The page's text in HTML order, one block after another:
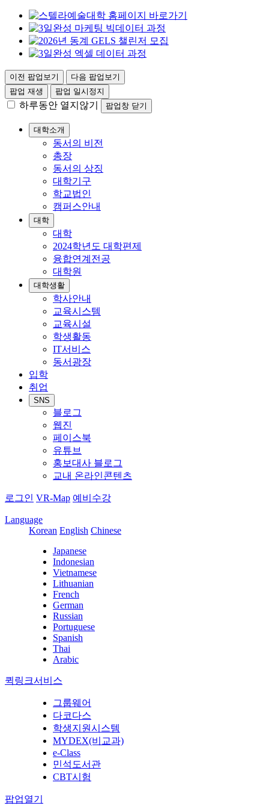
이전 팝업보기
다음 팝업보기
팝업 재생
팝업 일시정지
하루동안 열지않기 팝업창 닫기
대학소개
동서의 비전
총장
동서의 상징
대학기구
학교법인
캠퍼스안내
대학
대학
2024학년도 대학편제
융합연계전공
대학원
대학생활
학사안내
교육시스템
교육시설
학생활동
IT서비스
동서광장
입학
취업
SNS
블로그
웹진
페이스북
유튜브
홍보대사 블로그
교내 온라인콘텐츠
로그인 VR-Map 예비수강
Language
Korean English Chinese
Japanese
Indonesian
Vietnamese
Lithuanian
French
German
Russian
Portuguese
Spanish
Thai
Arabic
퀵링크서비스
그룹웨어
다코다스
학생지원시스템
MYDEX(비교과)
e-Class
민석도서관
CBT시험
팝업열기